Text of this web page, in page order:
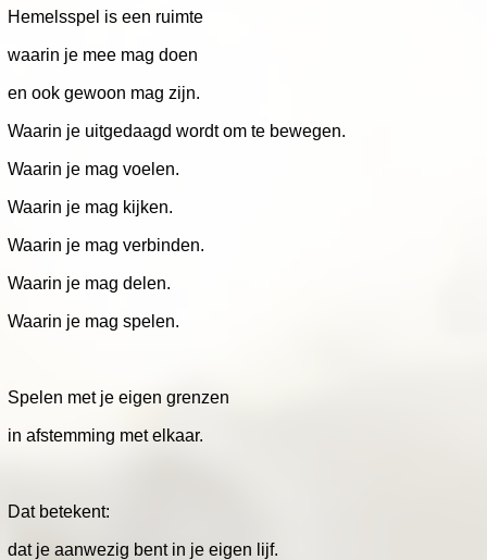
Hemelsspel is een ruimte
waarin je mee mag doen
en ook gewoon mag zijn.
Waarin je uitgedaagd wordt om te bewegen.
Waarin je mag voelen.
Waarin je mag kijken.
Waarin je mag verbinden.
Waarin je mag delen.
Waarin je mag spelen.
Spelen met je eigen grenzen
in afstemming met elkaar.
Dat betekent:
dat je aanwezig bent in je eigen lijf.